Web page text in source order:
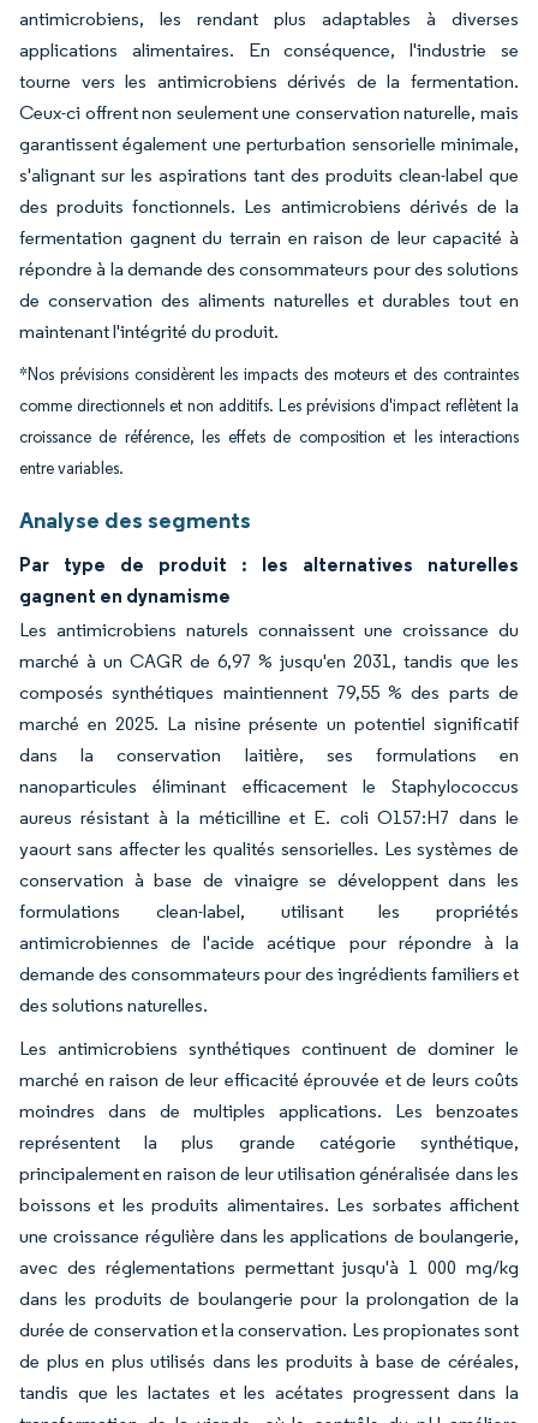
antimicrobiens, les rendant plus adaptables à diverses
applications alimentaires. En conséquence, l'industrie se
tourne vers les antimicrobiens dérivés de la fermentation.
Ceux-ci offrent non seulement une conservation naturelle, mais
garantissent également une perturbation sensorielle minimale,
s'alignant sur les aspirations tant des produits clean-label que
des produits fonctionnels. Les antimicrobiens dérivés de la
fermentation gagnent du terrain en raison de leur capacité à
répondre à la demande des consommateurs pour des solutions
de conservation des aliments naturelles et durables tout en
maintenant l'intégrité du produit.
*Nos prévisions considèrent les impacts des moteurs et des contraintes
comme directionnels et non additifs. Les prévisions d'impact reflètent la
croissance de référence, les effets de composition et les interactions
entre variables.
Analyse des segments
Par type de produit : les alternatives naturelles
gagnent en dynamisme
Les antimicrobiens naturels connaissent une croissance du
marché à un CAGR de 6,97 % jusqu'en 2031, tandis que les
composés synthétiques maintiennent 79,55 % des parts de
marché en 2025. La nisine présente un potentiel significatif
dans la conservation laitière, ses formulations en
nanoparticules éliminant efficacement le Staphylococcus
aureus résistant à la méticilline et E. coli O157:H7 dans le
yaourt sans affecter les qualités sensorielles. Les systèmes de
conservation à base de vinaigre se développent dans les
formulations clean-label, utilisant les propriétés
antimicrobiennes de l'acide acétique pour répondre à la
demande des consommateurs pour des ingrédients familiers et
des solutions naturelles.
Les antimicrobiens synthétiques continuent de dominer le
marché en raison de leur efficacité éprouvée et de leurs coûts
moindres dans de multiples applications. Les benzoates
représentent la plus grande catégorie synthétique,
principalement en raison de leur utilisation généralisée dans les
boissons et les produits alimentaires. Les sorbates affichent
une croissance régulière dans les applications de boulangerie,
avec des réglementations permettant jusqu'à 1 000 mg/kg
dans les produits de boulangerie pour la prolongation de la
durée de conservation et la conservation. Les propionates sont
de plus en plus utilisés dans les produits à base de céréales,
tandis que les lactates et les acétates progressent dans la